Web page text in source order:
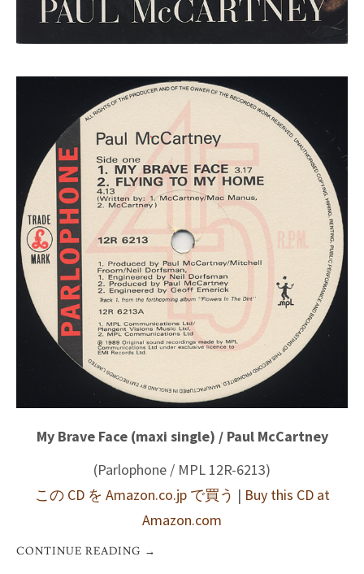
My Brave Face (maxi single) / Paul McCartney
(Parlophone / MPL 12R-6213)
この CD を Amazon.co.jp で買う | Buy this CD at
Amazon.com
CONTINUE READING →